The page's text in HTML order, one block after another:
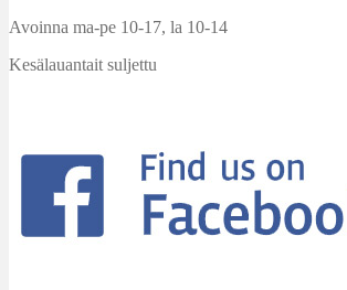
Avoinna ma-pe 10-17, la 10-14
Kesälauantait suljettu